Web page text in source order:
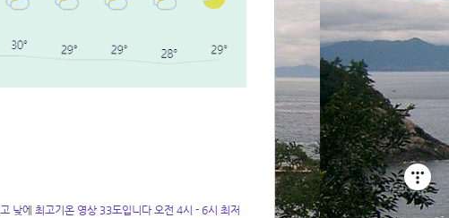
낮에 최고기온 영상 33도입니다 오전 4시 - 6시 최저